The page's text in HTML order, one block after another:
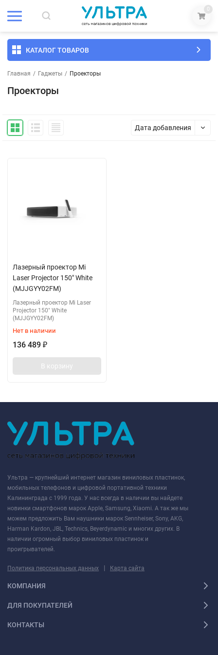
0
КАТАЛОГ ТОВАРОВ
Главная / Гаджеты / Проекторы
Проекторы
Дата добавления
Лазерный проектор Mi
Laser Projector 150" White
(MJJGYY02FM)
Лазерный проектор Mi Laser
Projector 150" White
(MJJGYY02FM)
Нет в наличии
136 489 ₽
В корзину
Ультра — крупнейший интернет магазин виниловых пластинок,
мобильных телефонов и цифровой портативной техники
Калининграда с 1999 года. У нас всегда в наличии вы найдете
новинки смартфонов марок Apple, Samsung, Xiaomi. А так же мы
можем предложить Вам наушники марок Sennheiser, Sony, AKG,
Harman Kardon, JBL, Technics, Beyerdynamic и многих других. В
наличии огромный выбор виниловых пластинок и
проигрывателей.
Политика персональных данных | Карта сайта
КОМПАНИЯ
ДЛЯ ПОКУПАТЕЛЕЙ
КОНТАКТЫ